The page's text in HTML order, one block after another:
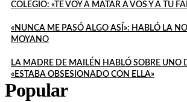
COLEGIO: «TE VOY A MATAR A VOS Y A TU
«NUNCA ME PASÓ ALGO ASÍ»: HABLÓ LA
MOYANO
LA MADRE DE MAILÉN HABLÓ SOBRE UNO
«ESTABA OBSESIONADO CON ELLA»
Popular